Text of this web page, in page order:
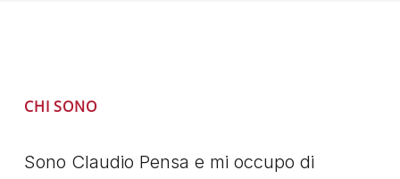
CHI SONO
Sono Claudio Pensa e mi occupo di